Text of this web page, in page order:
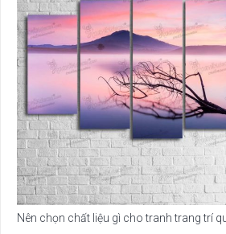
Nên chọn chất liệu gì cho tranh trang trí